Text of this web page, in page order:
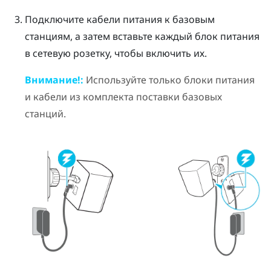
Подключите кабели питания к базовым
станциям, а затем вставьте каждый блок питания
в сетевую розетку, чтобы включить их.
Внимание!: Используйте только блоки питания
и кабели из комплекта поставки базовых
станций.